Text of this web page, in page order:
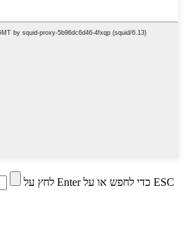
לחץ על Enter כדי לחפש או על ESC